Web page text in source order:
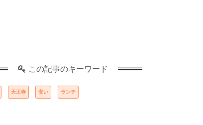
この記事のキーワード
天王寺 安い ランチ